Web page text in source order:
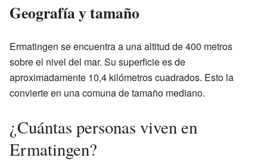
Geografía y tamaño
Ermatingen se encuentra a una altitud de 400 metros
sobre el nivel del mar. Su superficie es de
aproximadamente 10,4 kilómetros cuadrados. Esto la
convierte en una comuna de tamaño mediano.
¿Cuántas personas viven en
Ermatingen?